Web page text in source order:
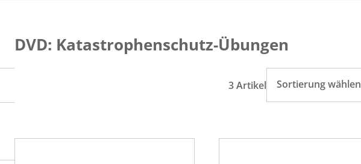
DVD: Katastrophenschutz-Übungen
3 Artikel Sortierung wählen